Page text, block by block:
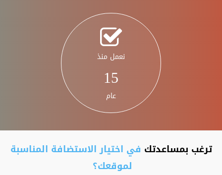
نعمل منذ
15
عام
ترغب بمساعدتك في اختيار الاستضافة المناسبة
لموقعك؟